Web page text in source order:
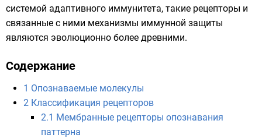
системой адаптивного иммунитета, такие рецепторы и
связанные с ними механизмы иммунной защиты
являются эволюционно более древними.
Содержание
1 Опознаваемые молекулы
2 Классификация рецепторов
2.1 Мембранные рецепторы опознавания
паттерна